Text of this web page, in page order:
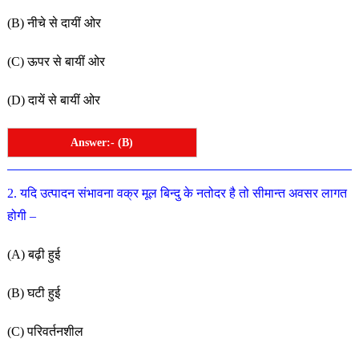
(B)नीचेसेदायीं ओर
(C)ऊपरसेबायीं ओर
(D)दायेंसेबायीं ओर
Answer:- (B)
2.यदिउत्पादनसंभावनावक्रमूल बिन्दुकेनतोदरहैतो सीमान्तअवसर लागत
होगी –
(A)बढ़ीहुई
(B)घटीहुई
(C)परिवर्तनशील